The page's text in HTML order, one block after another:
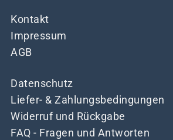
Kontakt
Impressum
AGB
Datenschutz
Liefer- & Zahlungsbedingungen
Widerruf und Rückgabe
FAQ - Fragen und Antworten